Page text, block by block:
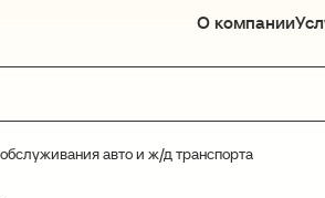
О компании
авто и ж/д транспорта